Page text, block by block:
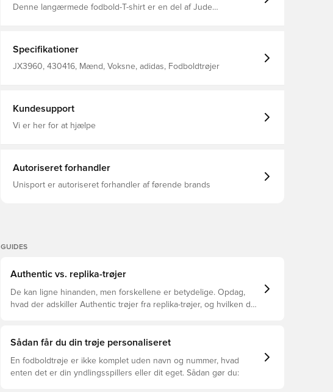
Denne langærmede fodbold-T-shirt er en del af Jude
dynamisk præg på forsiden og bagsiden. Almindelig pasform
Rund hals Hovedmateriale: 100% Bomuld Bellingham-logo på
ærmet Bellingham-grafik på for- og bagsiden
Specifikationer
JX3960, 430416, Mænd, Voksne, adidas, Fodboldtrøjer
Kundesupport
Vi er her for at hjælpe
Autoriseret forhandler
Unisport er autoriseret forhandler af førende brands
GUIDES
Authentic vs. replika-trøjer
De kan ligne hinanden, men forskellene er betydelige. Opdag,
hvad der adskiller Authentic trøjer fra replika-trøjer, og hvilken der
Sådan får du din trøje personaliseret
En fodboldtrøje er ikke komplet uden navn og nummer, hvad
enten det er din yndlingsspillers eller dit eget. Sådan gør du: